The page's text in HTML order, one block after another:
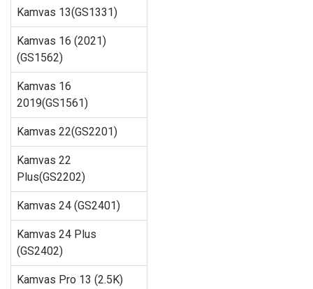
Kamvas 13(GS1331)
Kamvas 16 (2021)
(GS1562)
Kamvas 16
2019(GS1561)
Kamvas 22(GS2201)
Kamvas 22
Plus(GS2202)
Kamvas 24 (GS2401)
Kamvas 24 Plus
(GS2402)
Kamvas Pro 13 (2.5K)